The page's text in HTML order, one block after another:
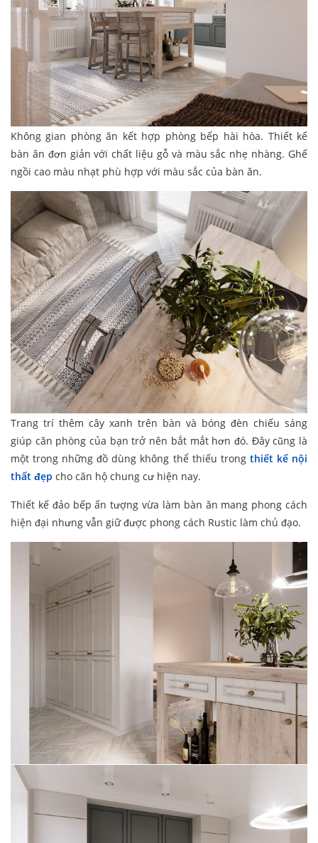
Không gian phòng ăn kết hợp phòng bếp hài hòa. Thiết kế
bàn ăn đơn giản với chất liệu gỗ và màu sắc nhẹ nhàng. Ghế
ngồi cao màu nhạt phù hợp với màu sắc của bàn ăn.
Trang trí thêm cây xanh trên bàn và bóng đèn chiếu sáng
giúp căn phòng của bạn trở nên bắt mắt hơn đó. Đây cũng là
một trong những đồ dùng không thể thiếu trong thiết kế nội
thất đẹp cho căn hộ chung cư hiện nay.
Thiết kế đảo bếp ấn tượng vừa làm bàn ăn mang phong cách
hiện đại nhưng vẫn giữ được phong cách Rustic làm chủ đạo.